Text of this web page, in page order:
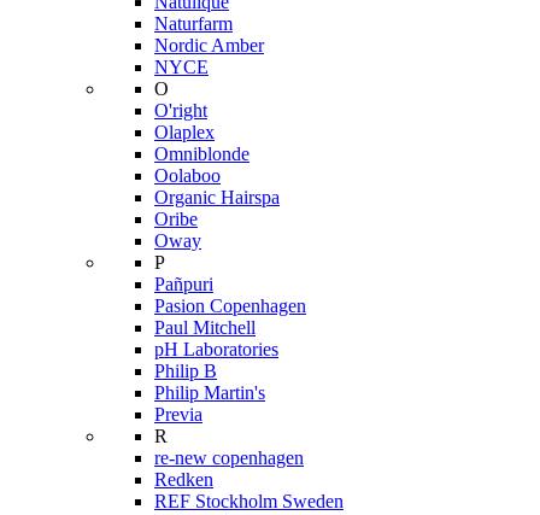
Naturfarm
Nordic Amber
NYCE
O
O'right
Olaplex
Omniblonde
Oolaboo
Organic Hairspa
Oribe
Oway
P
Pañpuri
Pasion Copenhagen
Paul Mitchell
pH Laboratories
Philip B
Philip Martin's
Previa
R
re-new copenhagen
Redken
REF Stockholm Sweden